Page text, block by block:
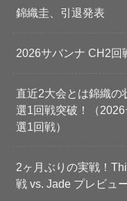
錦織圭、引退発表
2026サバンナ CH2回
直近2大会とは錦織の
選1回戦突破！（
選1回戦）
2ヶ月ぶりの実戦！
戦 vs. Jade プレビュ